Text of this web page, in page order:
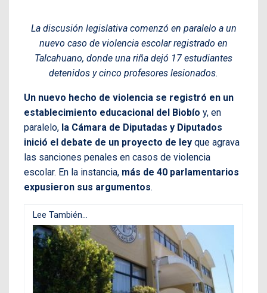
La discusión legislativa comenzó en paralelo a un
nuevo caso de violencia escolar registrado en
Talcahuano, donde una riña dejó 17 estudiantes
detenidos y cinco profesores lesionados.
Un nuevo hecho de violencia se registró en un
establecimiento educacional del Biobío y, en
paralelo, la Cámara de Diputadas y Diputados
inició el debate de un proyecto de ley que agrava
las sanciones penales en casos de violencia
escolar. En la instancia, más de 40 parlamentarios
expusieron sus argumentos.
Lee También...